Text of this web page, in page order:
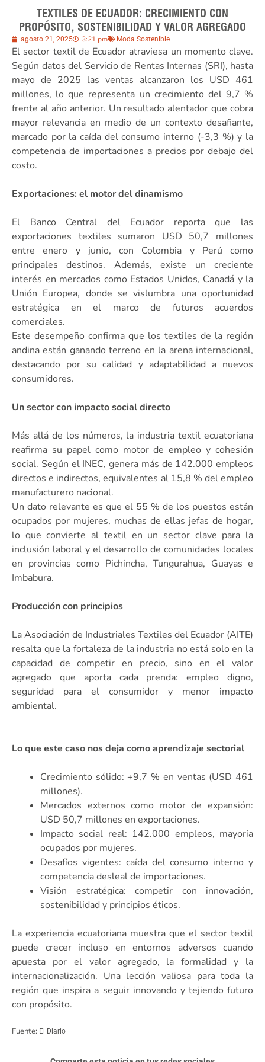
TEXTILES DE ECUADOR: CRECIMIENTO CON
PROPÓSITO, SOSTENIBILIDAD Y VALOR AGREGADO
agosto 21, 2025 3:21 pm Moda Sostenible
El sector textil de Ecuador atraviesa un momento clave.
Según datos del Servicio de Rentas Internas (SRI), hasta
mayo de 2025 las ventas alcanzaron los USD 461
millones, lo que representa un crecimiento del 9,7 %
frente al año anterior. Un resultado alentador que cobra
mayor relevancia en medio de un contexto desafiante,
marcado por la caída del consumo interno (-3,3 %) y la
competencia de importaciones a precios por debajo del
costo.
Exportaciones: el motor del dinamismo
El Banco Central del Ecuador reporta que las
exportaciones textiles sumaron USD 50,7 millones
entre enero y junio, con Colombia y Perú como
principales destinos. Además, existe un creciente
interés en mercados como Estados Unidos, Canadá y la
Unión Europea, donde se vislumbra una oportunidad
estratégica en el marco de futuros acuerdos
comerciales.
Este desempeño confirma que los textiles de la región
andina están ganando terreno en la arena internacional,
destacando por su calidad y adaptabilidad a nuevos
consumidores.
Un sector con impacto social directo
Más allá de los números, la industria textil ecuatoriana
reafirma su papel como motor de empleo y cohesión
social. Según el INEC, genera más de 142.000 empleos
directos e indirectos, equivalentes al 15,8 % del empleo
manufacturero nacional.
Un dato relevante es que el 55 % de los puestos están
ocupados por mujeres, muchas de ellas jefas de hogar,
lo que convierte al textil en un sector clave para la
inclusión laboral y el desarrollo de comunidades locales
en provincias como Pichincha, Tungurahua, Guayas e
Imbabura.
Producción con principios
La Asociación de Industriales Textiles del Ecuador (AITE)
resalta que la fortaleza de la industria no está solo en la
capacidad de competir en precio, sino en el valor
agregado que aporta cada prenda: empleo digno,
seguridad para el consumidor y menor impacto
ambiental.
Lo que este caso nos deja como aprendizaje sectorial
Crecimiento sólido: +9,7 % en ventas (USD 461
millones).
Mercados externos como motor de expansión:
USD 50,7 millones en exportaciones.
Impacto social real: 142.000 empleos, mayoría
ocupados por mujeres.
Desafíos vigentes: caída del consumo interno y
competencia desleal de importaciones.
Visión estratégica: competir con innovación,
sostenibilidad y principios éticos.
La experiencia ecuatoriana muestra que el sector textil
puede crecer incluso en entornos adversos cuando
apuesta por el valor agregado, la formalidad y la
internacionalización. Una lección valiosa para toda la
región que inspira a seguir innovando y tejiendo futuro
con propósito.
Fuente: El Diario